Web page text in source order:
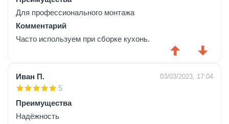
Для профессионального монтажа
Комментарий
Часто используем при сборке кухонь.
Иван П. 03/03/2023, 17:04
5
Преимущества
Надёжность